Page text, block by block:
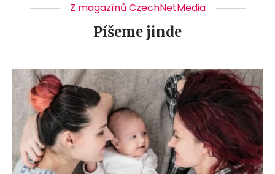
Z magazínů CzechNetMedia
Píšeme jinde